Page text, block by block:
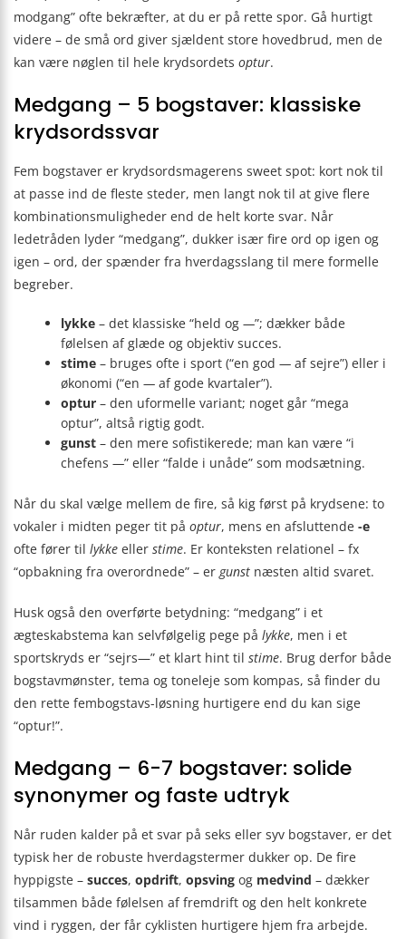
modgang” ofte bekræfter, at du er på rette spor. Gå hurtigt
videre – de små ord giver sjældent store hovedbrud, men de
kan være nøglen til hele krydsordets optur.
Medgang – 5 bogstaver: klassiske
krydsordssvar
Fem bogstaver er krydsordsmagerens sweet spot: kort nok til
at passe ind de fleste steder, men langt nok til at give flere
kombinationsmuligheder end de helt korte svar. Når
ledetråden lyder “medgang”, dukker især fire ord op igen og
igen – ord, der spænder fra hverdagsslang til mere formelle
begreber.
lykke – det klassiske “held og—”; dækker både
følelsen af glæde og objektiv succes.
stime – bruges ofte i sport (“en god— af sejre”) eller i
økonomi (“en— af gode kvartaler”).
optur – den uformelle variant; noget går “mega
optur”, altså rigtig godt.
gunst – den mere sofistikerede; man kan være “i
chefens—” eller “falde i unåde” som modsætning.
Når du skal vælge mellem de fire, så kig først på krydsene: to
vokaler i midten peger tit på optur, mens en afsluttende -e
ofte fører til lykke eller stime. Er konteksten relationel – fx
“opbakning fra overordnede” – er gunst næsten altid svaret.
Husk også den overførte betydning: “medgang” i et
ægteskabstema kan selvfølgelig pege på lykke, men i et
sportskryds er “sejrs—” et klart hint til stime. Brug derfor både
bogstavmønster, tema og toneleje som kompas, så finder du
den rette fembogstavs-løsning hurtigere end du kan sige
“optur!”.
Medgang – 6-7 bogstaver: solide
synonymer og faste udtryk
Når ruden kalder på et svar på seks eller syv bogstaver, er det
typisk her de robuste hverdagstermer dukker op. De fire
hyppigste – succes, opdrift, opsving og medvind – dækker
tilsammen både følelsen af fremdrift og den helt konkrete
vind i ryggen, der får cyklisten hurtigere hjem fra arbejde.